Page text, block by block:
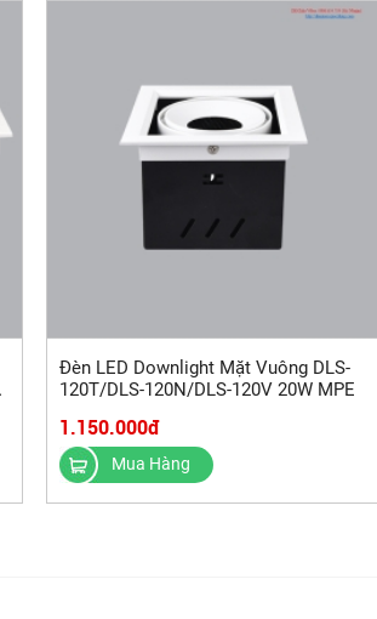
Đèn LED Downlight Mặt Vuông DLS-
120T/DLS-120N/DLS-120V 20W MPE
1.150.000đ
Mua Hàng